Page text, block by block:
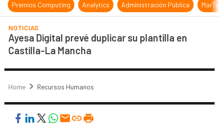
Premios Computing Analytics Administración Pública
NOTICIAS
Ayesa Digital prevé duplicar su plantilla en
Castilla-La Mancha
Home Recursos Humanos